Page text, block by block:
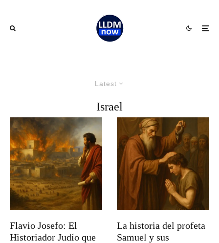
Latest
Israel
Flavio Josefo: El
Historiador Judío que
La historia del profeta
Samuel y sus